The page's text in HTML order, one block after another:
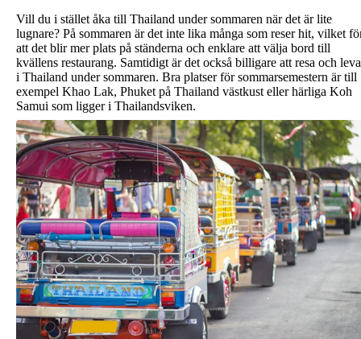
Vill du i stället åka till Thailand under sommaren när det är lite
lugnare? På sommaren är det inte lika många som reser hit, vilket
att det blir mer plats på ständerna och enklare att välja bord till
kvällens restaurang. Samtidigt är det också billigare att resa och leva
i Thailand under sommaren. Bra platser för sommarsemestern är till
exempel Khao Lak, Phuket på Thailand västkust eller härliga Koh
Samui som ligger i Thailandsviken.